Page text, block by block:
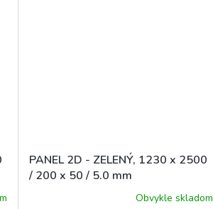
PANEL 2D - ZELENÝ, 1230 x 2500
/ 200 x 50 / 5.0 mm
Obvykle skladom